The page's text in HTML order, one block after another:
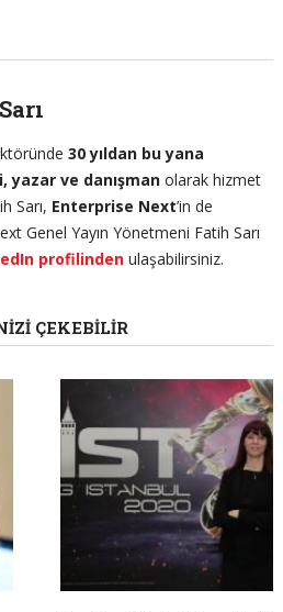
30 yıldan bu yana
yazar ve danışmanolarak hizmet
Sarı, Enterprise Next’in de
Genel Yayın Yönetmeni Fatih Sarı
profilinden ulaşabilirsiniz.
ÇEKEBILIR